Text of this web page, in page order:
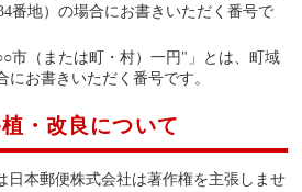
地）の場合にお書きいただく番号で
市（または町・村）一円"」とは、町域
お書きいただく番号です。
・改良について
日本郵便株式会社は著作権を主張しませ